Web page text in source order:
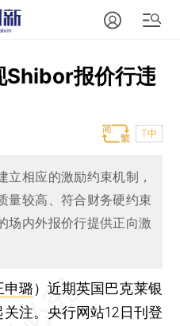
Shibor报价行违
T中
立相应的激励约束机制，
量较高、符合财务硬约束
场内外报价行提供正向激
申璐） 近期英国巴克莱银
注。央行网站12日刊登